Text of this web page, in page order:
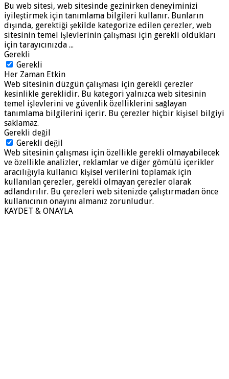
Bu web sitesi, web sitesinde gezinirken deneyiminizi
iyileştirmek için tanımlama bilgileri kullanır. Bunların
dışında, gerektiği şekilde kategorize edilen çerezler, web
sitesinin temel işlevlerinin çalışması için gerekli oldukları
için tarayıcınızda ...
Gerekli
Gerekli
Her Zaman Etkin
Web sitesinin düzgün çalışması için gerekli çerezler
kesinlikle gereklidir. Bu kategori yalnızca web sitesinin
temel işlevlerini ve güvenlik özelliklerini sağlayan
tanımlama bilgilerini içerir. Bu çerezler hiçbir kişisel bilgiyi
saklamaz.
Gerekli değil
Gerekli değil
Web sitesinin çalışması için özellikle gerekli olmayabilecek
ve özellikle analizler, reklamlar ve diğer gömülü içerikler
aracılığıyla kullanıcı kişisel verilerini toplamak için
kullanılan çerezler, gerekli olmayan çerezler olarak
adlandırılır. Bu çerezleri web sitenizde çalıştırmadan önce
kullanıcının onayını almanız zorunludur.
KAYDET & ONAYLA